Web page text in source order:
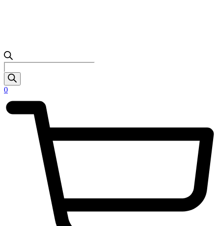
Products
search
0